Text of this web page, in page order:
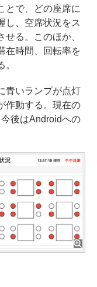
とで、どの座席に
し、空席状況をス
る。このほか、
在時間、回転率を
青いランプが点灯
作動する。現在の
後はAndroidへの